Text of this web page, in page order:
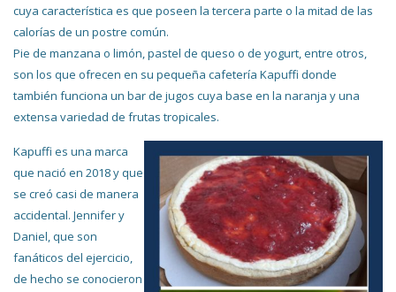
cuya característica es que poseen la tercera parte o la mitad de las
calorías de un postre común.
Pie de manzana o limón, pastel de queso o de yogurt, entre otros,
son los que ofrecen en su pequeña cafetería Kapuffi donde
también funciona un bar de jugos cuya base en la naranja y una
extensa variedad de frutas tropicales.
Kapuffi es una marca
que nació en 2018 y que
se creó casi de manera
accidental. Jennifer y
Daniel, que son
fanáticos del ejercicio,
de hecho se conocieron